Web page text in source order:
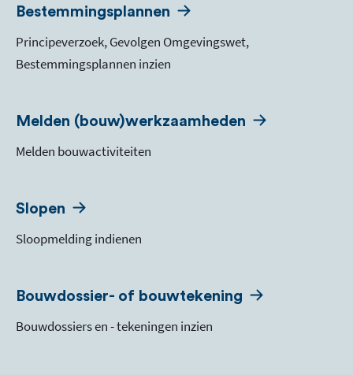
Bestemmingsplannen
Principeverzoek, Gevolgen Omgevingswet,
Bestemmingsplannen inzien
Melden (bouw)werkzaamheden
Melden bouwactiviteiten
Slopen
Sloopmelding indienen
Bouwdossier- of bouwtekening
Bouwdossiers en - tekeningen inzien